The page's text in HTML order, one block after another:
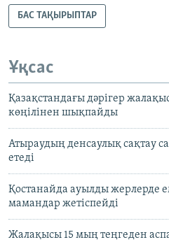
БАС ТАҚЫРЫПТАР
Ұқсас
Қазақстандағы дәрігер
көңілінен шықпайды
Атыраудың денсаулық сақтау
етеді
Қостанайда ауылды жерлерде
мамандар жетіспейді
Жалақысы 15 мың теңгеден